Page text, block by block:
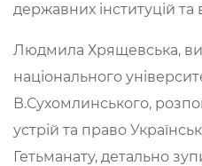
державних інституцій та
Людмила Хрящевська,
національного
В.Сухомлинського,
устрій та право
Гетьманату, детально